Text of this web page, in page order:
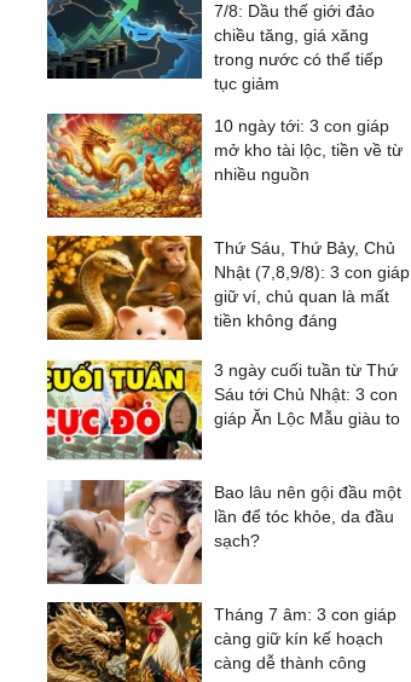
7/8: Dầu thế giới đảo
chiều tăng, giá xăng
trong nước có thể tiếp
tục giảm
10 ngày tới: 3 con giáp
mở kho tài lộc, tiền về từ
nhiều nguồn
Thứ Sáu, Thứ Bảy, Chủ
Nhật (7,8,9/8): 3 con giáp
giữ ví, chủ quan là mất
tiền không đáng
3 ngày cuối tuần từ Thứ
Sáu tới Chủ Nhật: 3 con
giáp Ăn Lộc Mẫu giàu to
Bao lâu nên gội đầu một
lần để tóc khỏe, da đầu
sạch?
Tháng 7 âm: 3 con giáp
càng giữ kín kế hoạch
càng dễ thành công